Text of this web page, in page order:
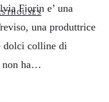
Fiorin e’ una
una produttrice
dolci colline di
non ha…